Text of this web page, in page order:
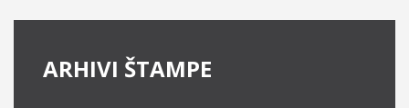
ARHIVI ŠTAMPE